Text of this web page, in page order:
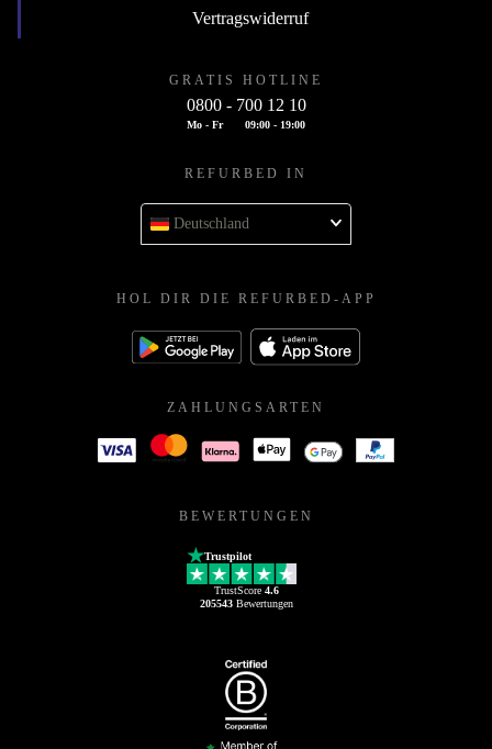
Vertragswiderruf
GRATIS HOTLINE
0800 - 700 12 10
Mo - Fr 09:00 - 19:00
REFURBED IN
Deutschland
HOL DIR DIE REFURBED-APP
ZAHLUNGSARTEN
BEWERTUNGEN
Trustpilot
TrustScore 4.6
205543Bewertungen